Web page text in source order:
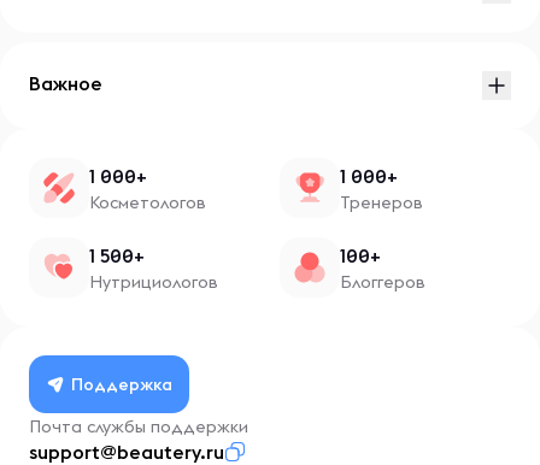
Важное
1 000+
Косметологов
1 000+
Тренеров
1 500+
Нутрициологов
100+
Блоггеров
Поддержка
Почта службы поддержки
support@beautery.ru